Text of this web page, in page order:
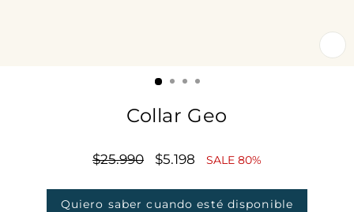
Collar Geo
Precio
$25.990
Precio
oferta
$5.198 SALE 80%
Quiero saber cuando esté disponible